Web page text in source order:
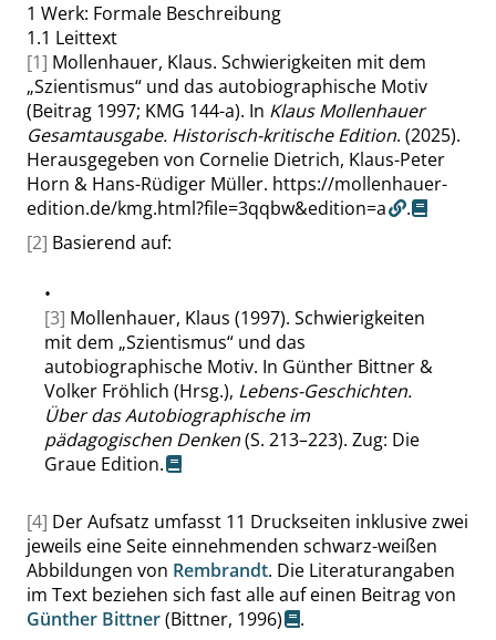
1 Werk: Formale Beschreibung
1.1 Leittext
[1] Mollenhauer, Klaus. Schwierigkeiten mit dem
„Szientismus“ und das autobiographische Motiv
(Beitrag 1997; KMG 144-a). In Klaus Mollenhauer
Gesamtausgabe. Historisch-kritische Edition. (2025).
Herausgegeben von Cornelie Dietrich, Klaus-Peter
Horn & Hans-Rüdiger Müller. https://mollenhauer-
edition.de/kmg.html?file=3qqbw&edition=a
.
[2] Basierend auf:
•
[3] Mollenhauer, Klaus (1997). Schwierigkeiten
mit dem „Szientismus“ und das
autobiographische Motiv. In Günther Bittner &
Volker Fröhlich (Hrsg.), Lebens-Geschichten.
Über das Autobiographische im
pädagogischen Denken(S. 213–223). Zug: Die
Graue Edition.
[4] Der Aufsatz umfasst 11 Druckseiten inklusive zwei
jeweils eine Seite einnehmenden schwarz-weißen
Abbildungen von Rembrandt. Die Literaturangaben
im Text beziehen sich fast alle auf einen Beitrag von
Günther Bittner(Bittner, 1996)
.